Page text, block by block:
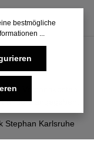
Stephan Karlsruhe
anders angegeben.
bestmögliche
...